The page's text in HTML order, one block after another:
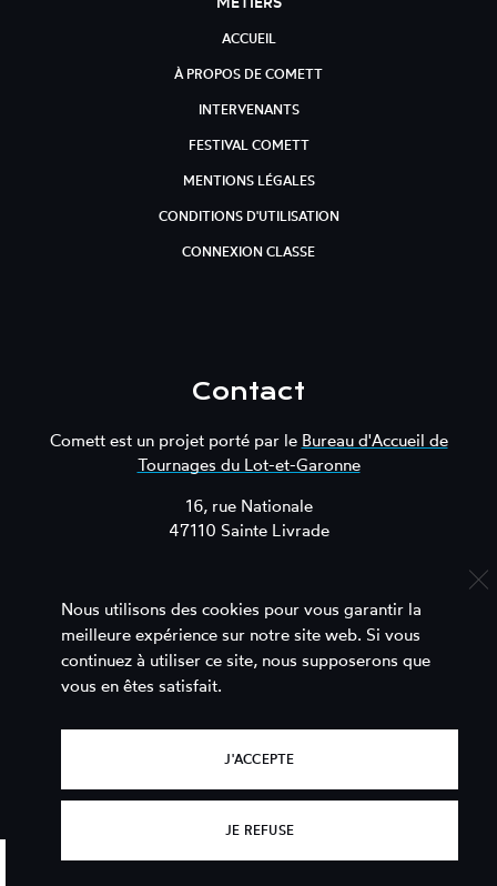
ACCUEIL
À PROPOS DE COMETT
INTERVENANTS
FESTIVAL COMETT
MENTIONS LÉGALES
CONDITIONS D'UTILISATION
CONNEXION CLASSE
Contact
Comett est un projet porté par le Bureau d'Accueil de
Tournages du Lot-et-Garonne
16, rue Nationale
47110 Sainte Livrade
Nous utilisons des cookies pour vous garantir la
meilleure expérience sur notre site web. Si vous
continuez à utiliser ce site, nous supposerons que
vous en êtes satisfait.
J'ACCEPTE
JE REFUSE